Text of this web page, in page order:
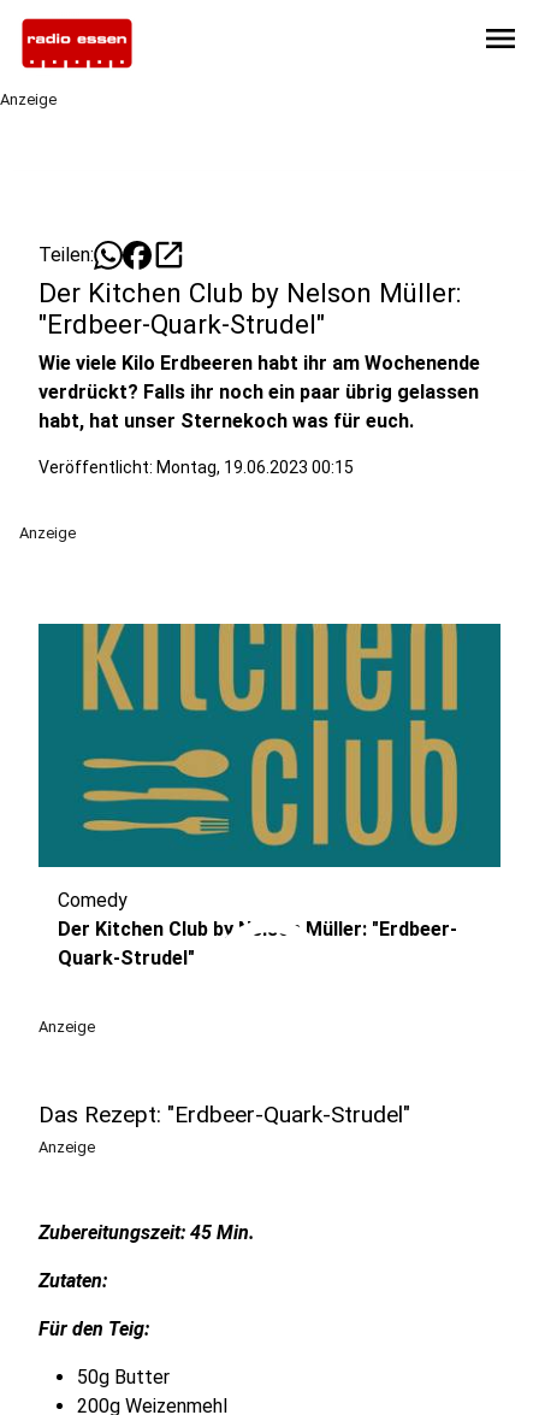
menu
Anzeige
Teilen: open_in_new
Der Kitchen Club by Nelson Müller:
"Erdbeer-Quark-Strudel"
Wie viele Kilo Erdbeeren habt ihr am Wochenende
verdrückt? Falls ihr noch ein paar übrig gelassen
habt, hat unser Sternekoch was für euch.
Veröffentlicht: Montag, 19.06.2023 00:15
Anzeige
play_circle
Comedy
Der Kitchen Club by Nelson Müller: "Erdbeer-
Quark-Strudel"
Anzeige
Das Rezept: "Erdbeer-Quark-Strudel"
Anzeige
Zubereitungszeit: 45 Min.
Zutaten:
Für den Teig:
50g Butter
200g Weizenmehl